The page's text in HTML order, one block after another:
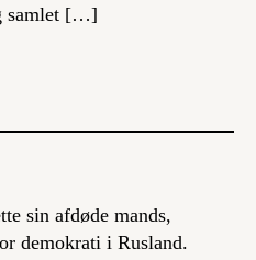
samlet […]
sin afdøde mands,
demokrati i Rusland.